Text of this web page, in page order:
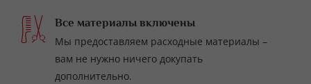
Все материалы включены
Мы предоставляем расходные материалы –
вам не нужно ничего докупать
дополнительно.